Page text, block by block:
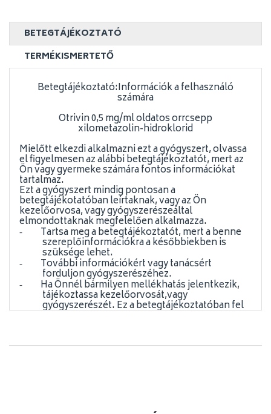
BETEGTÁJÉKOZTATÓ
TERMÉKISMERTETŐ
Betegtájékoztató:Információk a felhasználó
számára
Otrivin 0,5 mg/ml oldatos orrcsepp
xilometazolin-hidroklorid
Mielőtt elkezdi alkalmazni ezt a gyógyszert, olvassa
el figyelmesen az alábbi betegtájékoztatót, mert az
Ön vagy gyermeke számára fontos információkat
tartalmaz.
Ezt a gyógyszert mindig pontosan a
betegtájékotatóban leírtaknak, vagy az Ön
kezelőorvosa, vagy gyógyszerészeáltal
elmondottaknak megfelelően alkalmazza.
- Tartsa meg a betegtájékoztatót, mert a benne
szereplőinformációkra a későbbiekben is
szüksége lehet.
- További információkért vagy tanácsért
forduljon gyógyszerészéhez.
- Ha Önnél bármilyen mellékhatás jelentkezik,
tájékoztassa kezelőorvosát,vagy
gyógyszerészét. Ez a betegtájékoztatóban fel
tünetei 7 napon belül nem enyhülnek, vagy